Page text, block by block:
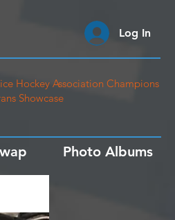
Hockey Association Champions
Showcase
Photo Albums
Log In